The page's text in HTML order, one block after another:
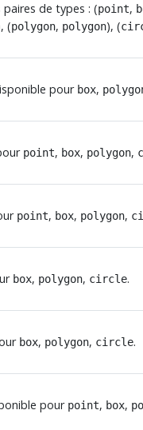
de types : (point,
(polygon, polygon), (
pour box,
point, box, polygon,
point, box, polygon,
box, polygon, circle.
box, polygon, circle.
pour point, box,